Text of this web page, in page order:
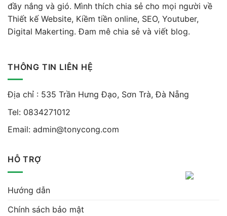
đầy nắng và gió. Mình thích chia sẻ cho mọi người về
Thiết kế Website, Kiềm tiền online, SEO, Youtuber,
Digital Makerting. Đam mê chia sẻ và viết blog.
THÔNG TIN LIÊN HỆ
Địa chỉ : 535 Trần Hưng Đạo, Sơn Trà, Đà Nẵng
Tel: 0834271012
Email: admin@tonycong.com
HỖ TRỢ
Hướng dẫn
Chính sách bảo mật